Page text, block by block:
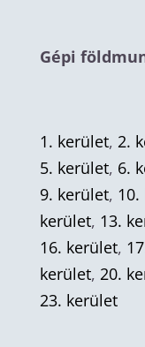
Gépi
1. kerület, 2.
5. kerület, 6.
9. kerület,
kerület, 13.
16. kerület,
kerület, 20.
23. kerület